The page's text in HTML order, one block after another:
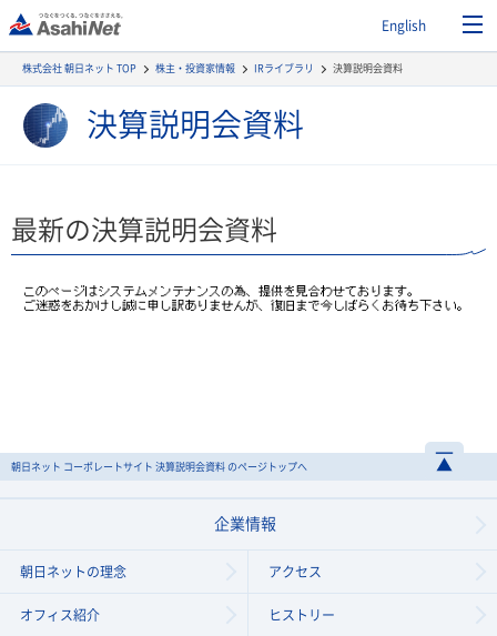
English
株式会社 朝日ネット TOP 株主・投資家情報 IRライブラリ 決算説明会資料
決算説明会資料
最新の決算説明会資料
朝日ネット コーポレートサイト 決算説明会資料 のページトップへ
企業情報
朝日ネットの理念 アクセス
オフィス紹介 ヒストリー